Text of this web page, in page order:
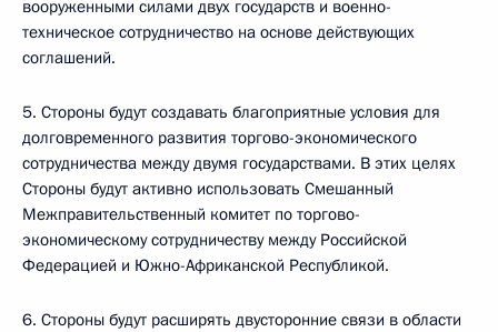
вооруженными силами двух государств и военно-
техническое сотрудничество на основе действующих
соглашений.
5. Стороны будут создавать благоприятные условия для
долговременного развития торгово-экономического
сотрудничества между двумя государствами. В этих целях
Стороны будут активно использовать Смешанный
Межправительственный комитет по торгово-
экономическому сотрудничеству между Российской
Федерацией и Южно-Африканской Республикой.
6. Стороны будут расширять двусторонние связи в области